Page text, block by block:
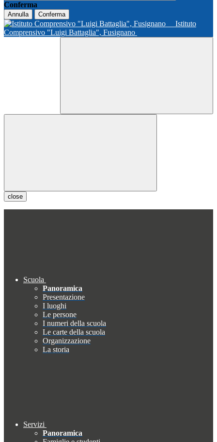
Conferma
Annulla Conferma
Istituto
Comprensivo "Luigi Battaglia", Fusignano
close
Scuola
Panoramica
Presentazione
I luoghi
Le persone
I numeri della scuola
Le carte della scuola
Organizzazione
La storia
Servizi
Panoramica